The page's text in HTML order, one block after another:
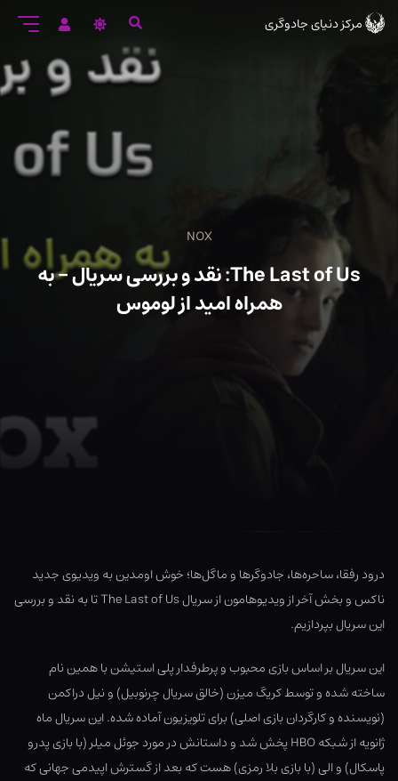
ورود
مرکز دنیای جادوگری
NOX
The Last of Us: نقد و بررسی سریال – به
همراه امید از لوموس
درود رفقا، ساحره‌ها، جادوگرها و ما‌گل‌ها؛ خوش اومدین به ویدیوی جدید
ناکس و بخش آخر از ویدیوهامون از سریال The Last of Us تا به نقد و بررسی
این سریال بپردازیم.
این سریال بر اساس بازی محبوب و پرطرفدار پلی استیشن با همین نام
ساخته شده و توسط کریگ میزن (خالق سریال چرنوبیل) و نیل دراکمن
(نویسنده و کارگردان بازی اصلی) برای تلویزیون آماده شده. این سریال ماه
ژانویه از شبکه HBO پخش شد و داستانش در مورد جوئل میلر (با بازی پدرو
پاسکال) و الی (با بازی بلا رمزی) هست که بعد از گسترش اپیدمی جهانی که